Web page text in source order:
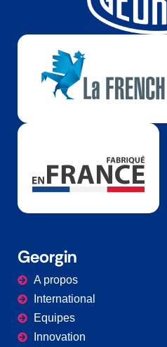
Georgin
A propos
International
Equipes
Innovation